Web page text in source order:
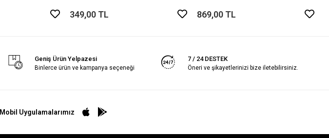
349,00 TL 869,00 TL
Geniş Ürün Yelpazesi
Binlerce ürün ve kampanya seçeneği
7 / 24 DESTEK
Öneri ve şikayetlerinizi bize iletebilirsiniz.
Mobil Uygulamalarımız